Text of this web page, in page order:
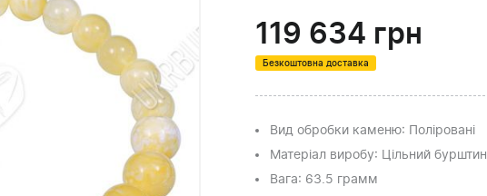
119 634 грн
Безкоштовна доставка
Вид обробки каменю: Поліровані
Матеріал виробу: Цільний бурштин
Вага: 63.5 грамм